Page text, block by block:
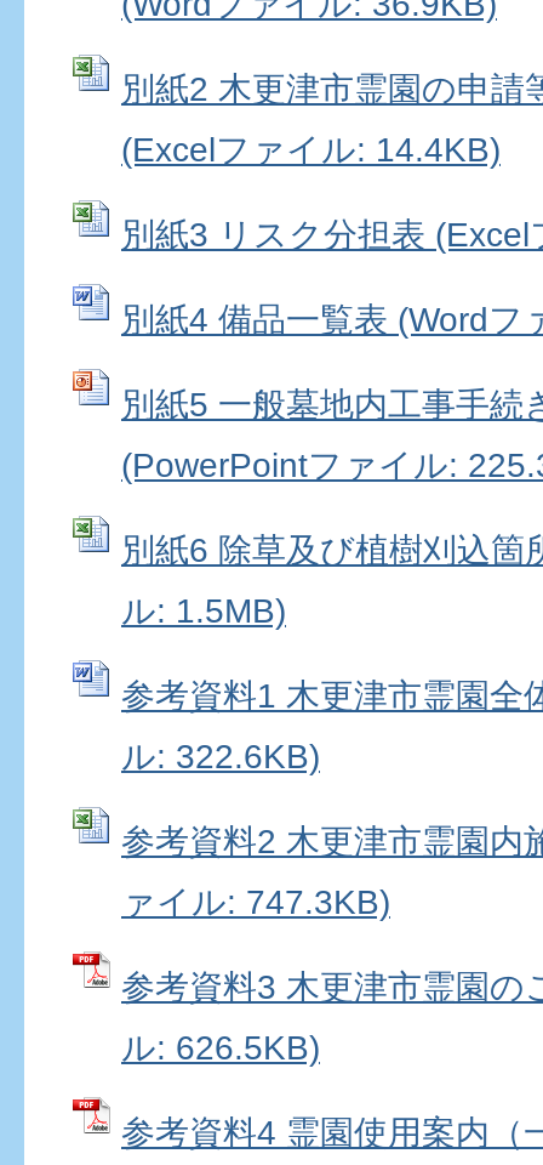
別紙2 木更津市霊園の申請
(Excelファイル: 14.4KB)
別紙3 リスク分担表
別紙4 備品一覧表 (Wordフ
別紙5 一般墓地内工事手続
(PowerPointファイル:
別紙6 除草及び植樹刈込箇
ル: 1.5MB)
参考資料1 木更津市霊園全
ル: 322.6KB)
参考資料2 木更津市霊園内
ァイル: 747.3KB)
参考資料3 木更津市霊園の
ル: 626.5KB)
参考資料4 霊園使用案内（